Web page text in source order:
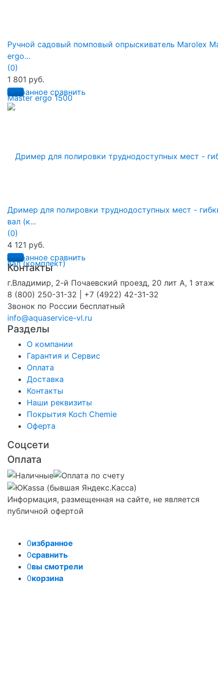
избранное сравнить
Ручной садовый помповый опрыскиватель Marolex
ergo...
(0)
1 801 руб.
избранное сравнить
Дример для полировки труднодоступных мест -
вал (к...
(0)
4 121 руб.
Контакты
г.Владимир, 2-й Почаевский проезд, 20 лит А, 1 этаж
8 (800) 250-31-32 | +7 (4922) 42-31-32
Звонок по России бесплатный
info@aquaservice-vl.ru
Разделы
О компании
Гарантия и Сервис
Оплата
Доставка
Контакты
Наши реквизиты
Покрытия Koch Chemie
Оферта
Соцсети
Оплата
Информация, размещенная на сайте, не является
публичной офертой
0избранное
0сравнить
0вы смотрели
0корзина